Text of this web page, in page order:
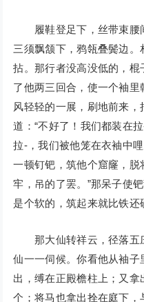
履鞋登足下，丝带束腰
三须飘颔下，鸦瓴叠鬓边
拈。那行者没高没低的，
了他两三回合，使一个袖
风轻轻的一展，刷地前来
道：“不好了！我们都装在
拉-，我们被他笼在衣袖中
一顿钉钯，筑他个窟窿，
牢，吊的了罢。”那呆子使
是个软的，筑起来就比铁还
那大仙转祥云，径落五
仙一一伺候。你看他从袖
出，缚在正殿檐柱上；又
个；将马也拿出拴在庭下，